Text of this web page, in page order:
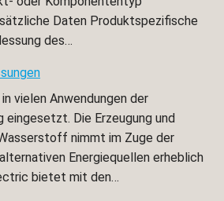
Daten Produktspezifische
des…
vielen Anwendungen der
eingesetzt. Die Erzeugung und
nimmt im Zuge der
Energiequellen erheblich
bietet mit den…